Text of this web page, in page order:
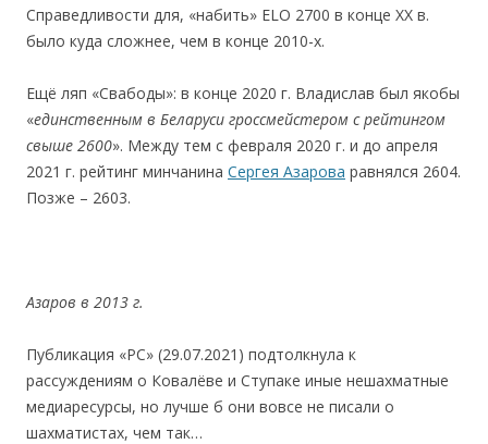
Cправедливости для, «набить» ELO 2700 в конце ХХ в.
было куда сложнее, чем в конце 2010-х.
Ещё ляп «Свабоды»: в конце 2020 г. Владислав был якобы
«единственным в Беларуси гроссмейстером с рейтингом
свыше 2600». Между тем с февраля 2020 г. и до апреля
2021 г. рейтинг минчанина Сергея Азарова равнялся 2604.
Позже – 2603.
Азаров в 2013 г.
Публикация «РС» (29.07.2021) подтолкнула к
рассуждениям о Ковалёве и Ступаке иные нешахматные
медиаресурсы, но лучше б они вовсе не писали о
шахматистах, чем так…